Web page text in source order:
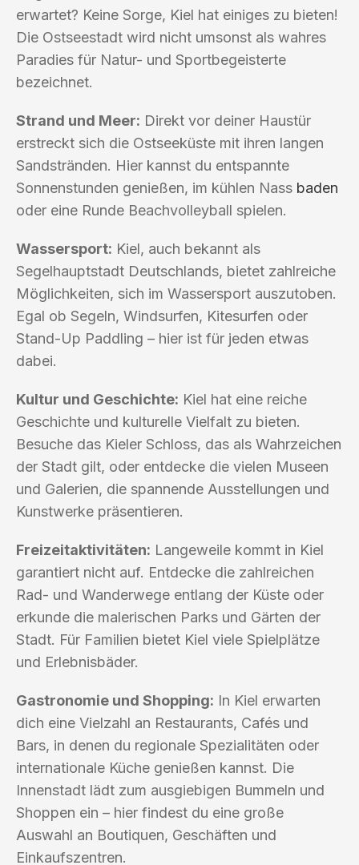
erwartet? Keine Sorge, Kiel hat einiges zu bieten!
Die Ostseestadt wird nicht umsonst als wahres
Paradies für Natur- und Sportbegeisterte
bezeichnet.
Strand und Meer: Direkt vor deiner Haustür
erstreckt sich die Ostseeküste mit ihren langen
Sandstränden. Hier kannst du entspannte
Sonnenstunden genießen, im kühlen Nass baden
oder eine Runde Beachvolleyball spielen.
Wassersport: Kiel, auch bekannt als
Segelhauptstadt Deutschlands, bietet zahlreiche
Möglichkeiten, sich im Wassersport auszutoben.
Egal ob Segeln, Windsurfen, Kitesurfen oder
Stand-Up Paddling – hier ist für jeden etwas
dabei.
Kultur und Geschichte: Kiel hat eine reiche
Geschichte und kulturelle Vielfalt zu bieten.
Besuche das Kieler Schloss, das als Wahrzeichen
der Stadt gilt, oder entdecke die vielen Museen
und Galerien, die spannende Ausstellungen und
Kunstwerke präsentieren.
Freizeitaktivitäten: Langeweile kommt in Kiel
garantiert nicht auf. Entdecke die zahlreichen
Rad- und Wanderwege entlang der Küste oder
erkunde die malerischen Parks und Gärten der
Stadt. Für Familien bietet Kiel viele Spielplätze
und Erlebnisbäder.
Gastronomie und Shopping: In Kiel erwarten
dich eine Vielzahl an Restaurants, Cafés und
Bars, in denen du regionale Spezialitäten oder
internationale Küche genießen kannst. Die
Innenstadt lädt zum ausgiebigen Bummeln und
Shoppen ein – hier findest du eine große
Auswahl an Boutiquen, Geschäften und
Einkaufszentren.